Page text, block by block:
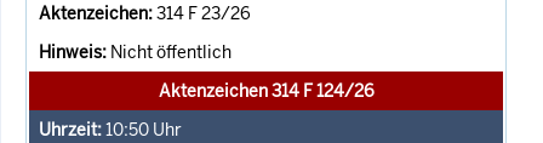
314 F 23/26
Nicht öffentlich
Aktenzeichen 314 F 124/26
10:50 Uhr